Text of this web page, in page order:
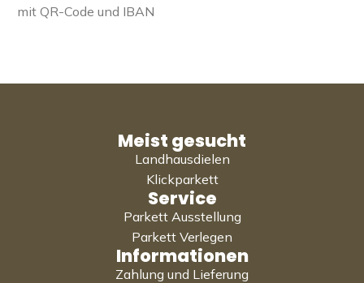
mit QR-Code und IBAN
Meist gesucht
Landhausdielen
Klickparkett
Service
Parkett Ausstellung
Parkett Verlegen
Informationen
Zahlung und Lieferung